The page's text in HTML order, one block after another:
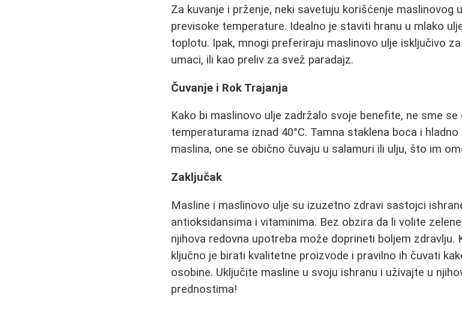
Za kuvanje i prženje, neki savetuju korišćenje maslinovog
previsoke temperature. Idealno je staviti hranu u mlako
toplotu. Ipak, mnogi preferiraju maslinovo ulje isključivo
umaci, ili kao preliv za svež paradajz.
Čuvanje i Rok Trajanja
Kako bi maslinovo ulje zadržalo svoje benefite, ne sme
temperaturama iznad 40°C. Tamna staklena boca i
maslina, one se obično čuvaju u salamuri ili ulju, što im
Zaključak
Masline i maslinovo ulje su izuzetno zdravi sastojci
antioksidansima i vitaminima. Bez obzira da li volite
njihova redovna upotreba može doprineti boljem zdravlju.
ključno je birati kvalitetne proizvode i pravilno ih čuvati
osobine. Uključite masline u svoju ishranu i uživajte u
prednostima!